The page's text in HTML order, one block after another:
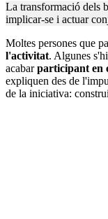
La transformació dels
implicar-se i actuar
Moltes persones que
l'activitat. Algunes
acabarparticipant en
expliquen des de
de la iniciativa: